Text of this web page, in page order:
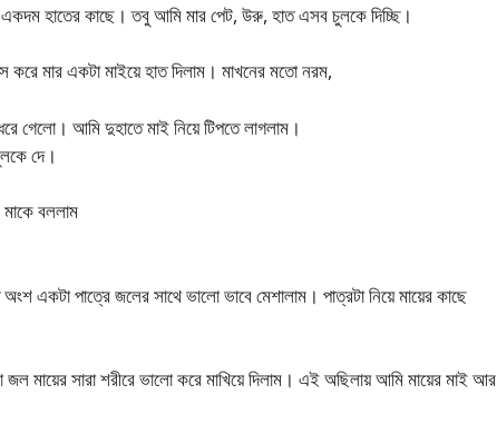
হাতের কাছে। তবু আমি মার পেট, উরু, হাত এসব চুলকে দিচ্ছি।
মার একটা মাইয়ে হাত দিলাম। মাখনের মতো নরম,
গেলো। আমি দুহাতে মাই নিয়ে টিপতে লাগলাম।
দে।
বললাম
একটা পাত্রে জলের সাথে ভালো ভাবে মেশালাম। পাত্রটা নিয়ে মায়ের কাছে
মায়ের সারা শরীরে ভালো করে মাখিয়ে দিলাম। এই অছিলায় আমি মায়ের মাই আর